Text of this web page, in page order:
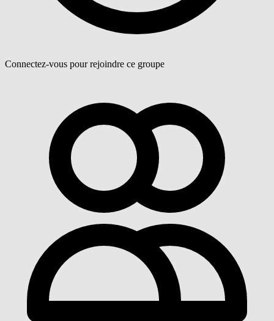
Connectez-vous pour rejoindre ce groupe